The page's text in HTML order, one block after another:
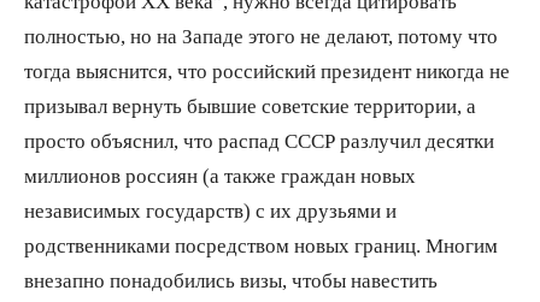
полностью, но на Западе этого не делают, потому что
тогда выяснится, что российский президент никогда не
призывал вернуть бывшие советские территории, а
просто объяснил, что распад СССР разлучил десятки
миллионов россиян (а также граждан новых
независимых государств) с их друзьями и
родственниками посредством новых границ. Многим
внезапно понадобились визы, чтобы навестить